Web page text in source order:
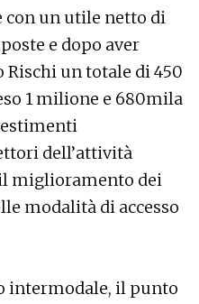
con un utile netto di
e dopo aver
Rischi un totale di 450
1 milione e 680mila
dell’attività
miglioramento dei
modalità di accesso
intermodale, il punto